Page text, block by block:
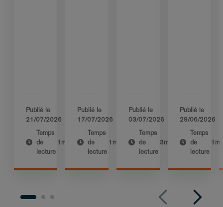
Publié le
21/07/2026
Temps
de
lecture
1m
Publié le
17/07/2026
Temps
de
lecture
1m
Publié le
03/07/2026
Temps
de
lecture
3m
Publié le
29/06/2026
Temps
de
lecture
1m